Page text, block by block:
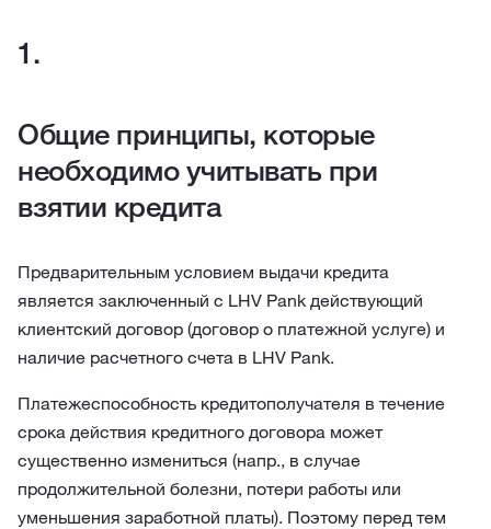
Общие принципы, которые
необходимо учитывать при
взятии кредита
Предварительным условием выдачи кредита
является заключенный с LHV Pank действующий
клиентский договор (договор о платежной услуге) и
наличие расчетного счета в LHV Pank.
Платежеспособность кредитополучателя в течение
срока действия кредитного договора может
существенно измениться (напр., в случае
продолжительной болезни, потери работы или
уменьшения заработной платы). Поэтому перед тем